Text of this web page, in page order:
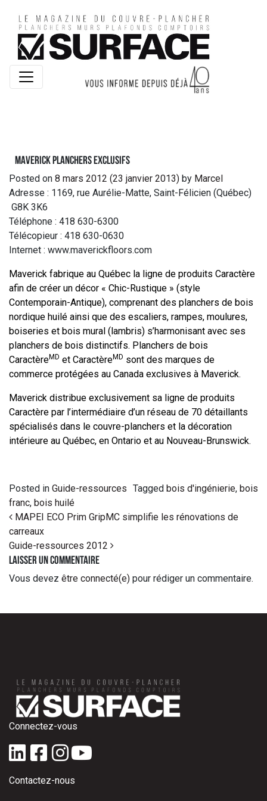
Maverick Planchers Exclusifs
Posted on 8 mars 2012 (23 janvier 2013) by Marcel
Adresse : 1169, rue Aurélie-Matte, Saint-Félicien (Québec)
G8K 3K6
Téléphone : 418 630-6300
Télécopieur : 418 630-0630
Internet : www.maverickfloors.com
Maverick fabrique au Québec la ligne de produits Caractère
afin de créer un décor « Chic-Rustique » (style
Contemporain-Antique), comprenant des planchers de bois
nordique huilé ainsi que des escaliers, rampes, moulures,
boiseries et bois mural (lambris) s’harmonisant avec ses
planchers de bois distinctifs. Planchers de bois
CaractèreMD et CaractèreMD sont des marques de
commerce protégées au Canada exclusives à Maverick.
Maverick distribue exclusivement sa ligne de produits
Caractère par l’intermédiaire d’un réseau de 70 détaillants
spécialisés dans le couvre-planchers et la décoration
intérieure au Québec, en Ontario et au Nouveau-Brunswick.
Posted in Guide-ressources Tagged bois d'ingénierie, bois
franc, bois huilé
Post navigation
MAPEI ECO Prim GripMC simplifie les rénovations de
carreaux
Guide-ressources 2012
Laisser un commentaire
Vous devez être connecté(e) pour rédiger un commentaire.
Connectez-vous
Contactez-nous